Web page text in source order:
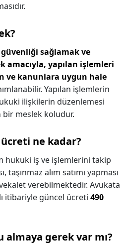
sağlamak ve
amacıyla, yapılan işlemleri
ve kanunlara uygun hale
Yapılan işlemlerin
ilişkilerin düzenlemesi
bir meslek koludur.
ne kadar?
hukuki iş ve işlemlerini takip
taşınmaz alım satımı yapması
verebilmektedir. Avukata
itibariyle güncel ücreti 490
gerek var mı?